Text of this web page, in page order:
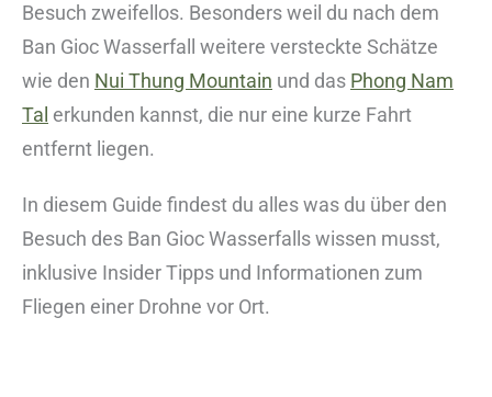
Besuch zweifellos. Besonders weil du nach dem
Ban Gioc Wasserfall weitere versteckte Schätze
wie den Nui Thung Mountain und das Phong Nam
Tal erkunden kannst, die nur eine kurze Fahrt
entfernt liegen.
In diesem Guide findest du alles was du über den
Besuch des Ban Gioc Wasserfalls wissen musst,
inklusive Insider Tipps und Informationen zum
Fliegen einer Drohne vor Ort.